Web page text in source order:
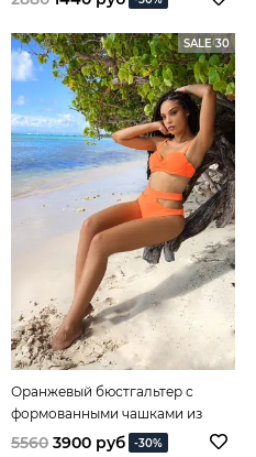
SALE 30
Оранжевый бюстгальтер с
формованными чашками из
коллекции Spirit of Colours
5560 3900 руб -30%